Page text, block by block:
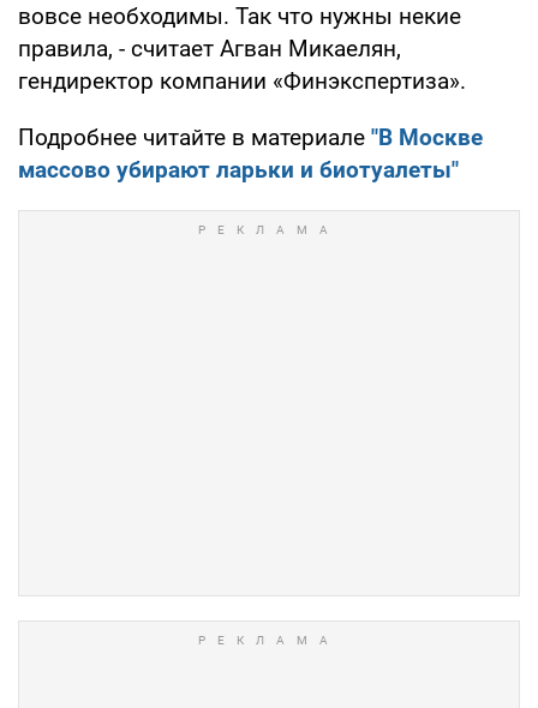
вовсе необходимы. Так что нужны некие
правила, - считает Агван Микаелян,
гендиректор компании «Финэкспертиза».
Подробнее читайте в материале "В Москве
массово убирают ларьки и биотуалеты"